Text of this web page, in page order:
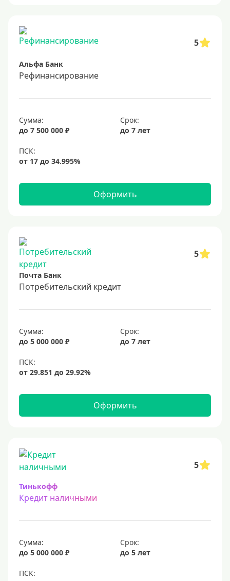
5
Альфа Банк
Рефинансирование
Сумма:
до 7 500 000 ₽
Срок:
до 7 лет
Оформить
5
Почта Банк
Потребительский кредит
Сумма:
до 5 000 000 ₽
Срок:
до 7 лет
Оформить
5
Тинькофф
Кредит наличными
Сумма:
до 5 000 000 ₽
Срок:
до 5 лет